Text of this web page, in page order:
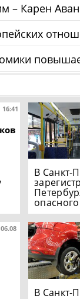
Карен
В Санкт-
В Санкт-